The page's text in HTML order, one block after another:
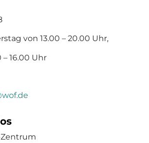
von 13.00 – 20.00 Uhr,
– 16.00 Uhr
Zentrum